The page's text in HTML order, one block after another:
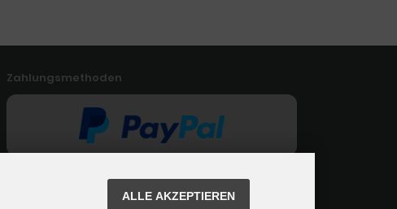
Zahlungsmethoden
ALLE AKZEPTIEREN